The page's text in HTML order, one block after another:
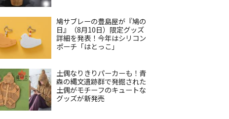
鳩サブレーの豊島屋が『鳩の
日』（8月10日）限定グッズ
詳細を発表！今年はシリコン
ポーチ「はとっこ」
土偶なりきりパーカーも！青
森の縄文遺跡群で発掘された
土偶がモチーフのキュートな
グッズが新発売